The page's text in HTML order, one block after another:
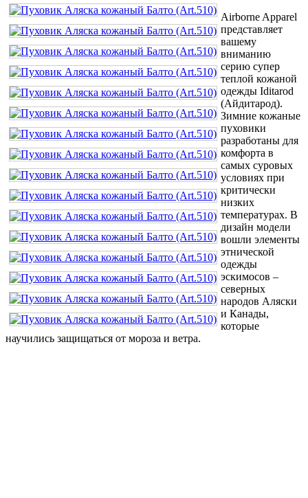
Airborne Apparel
представляет
вашему
вниманию
серию супер
теплой кожаной
одежды Iditarod
(Айдитарод).
Зимние кожаные
пуховики
разработаны для
комфорта в
самых суровых
условиях при
критически
низких
температурах. В
дизайн модели
вошли элементы
этнической
одежды
эскимосов –
северных
народов Аляски
и Канады,
которые
научились защищаться от мороза и ветра.